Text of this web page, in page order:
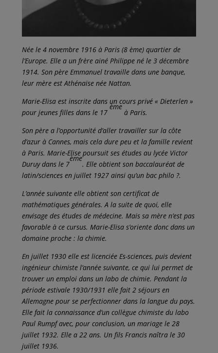
Née le 4 novembre 1916 à Paris (8 ème) quartier de
l’Europe. Elle a un frère ainé Philippe né le 3 décembre
1914. Son père Emmanuel travaille dans une banque,
leur mère est Athénaïse née Nattan.
Marie-Elisa est inscrite dans un cours privé « Dieterlen »
pour jeunes filles dans le 17
ème
à Paris.
Son père a l’opportunité d’aller travailler sur la côte
d’azur à Cannes, mais cela dure peu et la famille revient
à Paris. Marie-Elise poursuit ses études au lycée Victor
Duruy dans le 7
ème
. Elle obtient son baccalauréat de
latin/sciences en juillet 1927 ainsi qu’un bac philo ?.
L’année suivante elle obtient son certificat de
mathématiques générales. A la suite de quoi, elle
envisage des études de médecine. Mais sa mère n’est pas
favorable à ce cursus. Marie-Elisa s’oriente donc dans un
domaine proche : la chimie.
En juillet 1930 elle est licenciée Es-sciences, puis devient
ingénieur chimiste l’année suivante, ce qui lui permet de
trouver un emploi dans un labo de chimie. Pendant la
période estivale 1930/1931 elle fait 2 séjours en
Allemagne pour se perfectionner dans la langue du pays.
Elle fait la connaissance d’un collègue chimiste du labo
Paul Rumpf avec, pour conclusion, un mariage le 28
juillet 1932. Elle a 22 ans. Un fils Francis naîtra le 30
juillet 1936.